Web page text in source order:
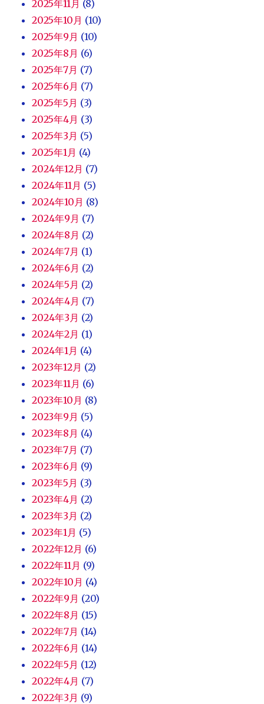
2025年11月 (8)
2025年10月 (10)
2025年9月 (10)
2025年8月 (6)
2025年7月 (7)
2025年6月 (7)
2025年5月 (3)
2025年4月 (3)
2025年3月 (5)
2025年1月 (4)
2024年12月 (7)
2024年11月 (5)
2024年10月 (8)
2024年9月 (7)
2024年8月 (2)
2024年7月 (1)
2024年6月 (2)
2024年5月 (2)
2024年4月 (7)
2024年3月 (2)
2024年2月 (1)
2024年1月 (4)
2023年12月 (2)
2023年11月 (6)
2023年10月 (8)
2023年9月 (5)
2023年8月 (4)
2023年7月 (7)
2023年6月 (9)
2023年5月 (3)
2023年4月 (2)
2023年3月 (2)
2023年1月 (5)
2022年12月 (6)
2022年11月 (9)
2022年10月 (4)
2022年9月 (20)
2022年8月 (15)
2022年7月 (14)
2022年6月 (14)
2022年5月 (12)
2022年4月 (7)
2022年3月 (9)